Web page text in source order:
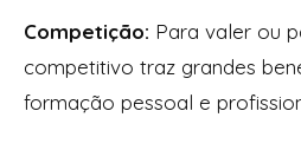
Competição: Para valer ou
competitivo traz grandes
formação pessoal e